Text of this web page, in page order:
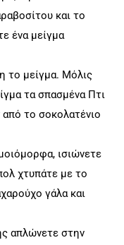
και το
ένα μείγμα
το μείγμα. Μόλις
τα σπασμένα Πτι
το σοκολατένιο
ισιώνετε
χτυπάτε με το
γάλα και
απλώνετε στην